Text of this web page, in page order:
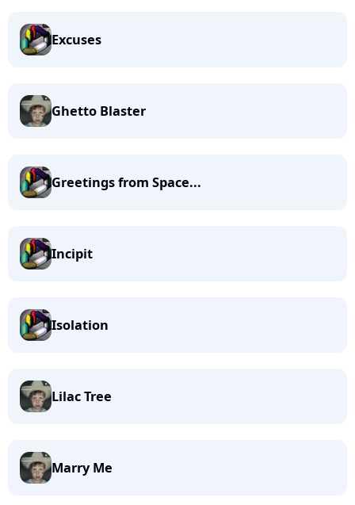
Excuses
Ghetto Blaster
Greetings from Space...
Incipit
Isolation
Lilac Tree
Marry Me